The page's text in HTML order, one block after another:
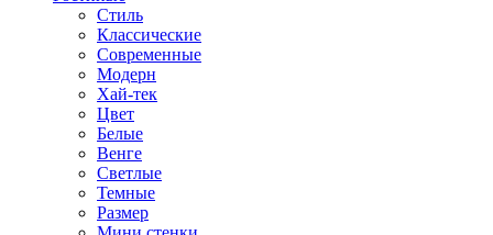
Стиль
Классические
Современные
Модерн
Хай-тек
Цвет
Белые
Венге
Светлые
Темные
Размер